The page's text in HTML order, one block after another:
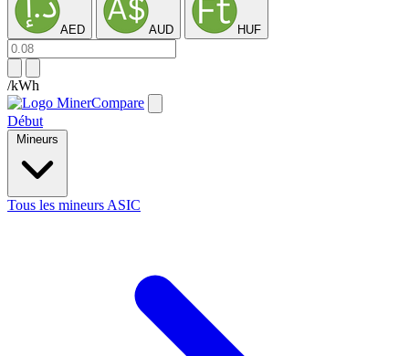
AED AUD HUF
/kWh
Début
Mineurs
Tous les mineurs ASIC